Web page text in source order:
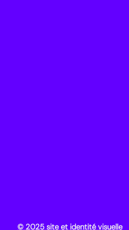
© 2025 site et identité visuelle